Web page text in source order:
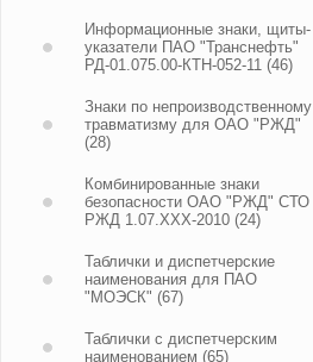
Информационные знаки, щиты-
указатели ПАО "Транснефть"
РД-01.075.00-КТН-052-11 (46)
Знаки по непроизводственному
травматизму для ОАО "РЖД"
(28)
Комбинированные знаки
безопасности ОАО "РЖД" СТО
РЖД 1.07.ХХХ-2010 (24)
Таблички и диспетчерские
наименования для ПАО
"МОЭСК" (67)
Таблички с диспетчерским
наименованием (65)